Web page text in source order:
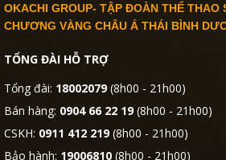
OKACHI GROUP- TẬP ĐOÀN THỂ THAO
CHƯƠNG VÀNG CHÂU Á THÁI BÌNH
TỔNG ĐÀI HỖ TRỢ
Tổng đài: 18002079(8h00 - 21h00)
Bán hàng: 0904 66 22 19(8h00 - 21h00)
CSKH: 0911 412 219(8h00 - 21h00)
Bảo hành: 19006810 (8h00 - 21h00)